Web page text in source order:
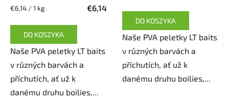
€6,14
Cena
€6,14 / 1 kg
DO KOSZYKA
Naše PVA peletky LT baits
v různých barvách a
příchutích, ať už k
danému druhu boilies,...
DO KOSZYKA
Naše PVA peletky LT baits
v různých barvách a
příchutích, ať už k
danému druhu boilies,...